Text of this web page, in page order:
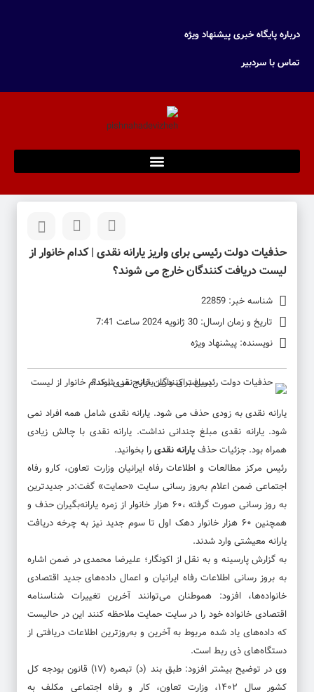
درباره پایگاه خبری پیشنهاد ویژه
تماس با سردبیر
حذفیات دولت رئیسی برای واریز یارانه نقدی | کدام خانوار از
لیست دریافت کنندگان خارج می شوند؟
شناسه خبر: 22859
تاریخ و زمان ارسال: 30 ژانویه 2024 ساعت 7:41
نویسنده: پیشنهاد ویژه
یارانه نقدیبه زودی حذف می شود. یارانه نقدی شامل همه افراد نمی
شود. یارانه نقدی مبلغ چندانی نداشت. یارانه نقدی با چالش زیادی
همراه بود. جزئیات حذفیارانه نقدیرا بخوانید.
رئیس مرکز مطالعات و اطلاعات رفاه ایرانیان وزارت تعاون، کارو رفاه
اجتماعی ضمن اعلام به‌روز رسانی سایت «حمایت» گفت:در جدیدترین
به روز رسانی صورت گرفته ،۶۰ هزار خانوار از زمره یارانه‌بگیران حذف و
همچنین ۶۰ هزار خانوار دهک اول تا سوم جدید نیز به چرخه دریافت
یارانه معیشتی وارد شدند.
به گزارش پارسینه و به نقل از اکونگار؛ علیرضا محمدی در ضمن اشاره
به بروز رسانی اطلاعات رفاه ایرانیان و اعمال داده‌های جدید اقتصادی
خانواده‌ها، افزود: هموطنان می‌توانند آخرین تغییرات شناسنامه
اقتصادی خانواده خود را در سایت حمایت ملاحظه کنند این در حالیست
که داده‌های یاد شده مربوط به آخرین و به‌روزترین اطلاعات دریافتی از
دستگاه‌های ذی ربط است.
وی در توضیح بیشتر افزود: طبق بند (د) تبصره (۱۷) قانون بودجه کل
کشور سال ۱۴۰۲، وزارت تعاون، کار و رفاه اجتماعی مکلف به